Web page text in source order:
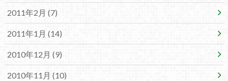
2011年2月 (7)
2011年1月 (14)
2010年12月 (9)
2010年11月 (10)